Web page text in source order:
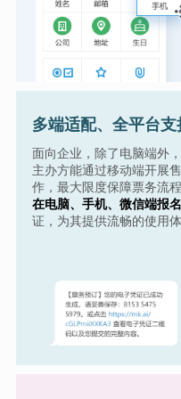
多端适配、全平台
面向企业，除了电脑端外
主办方能通过移动端开展
作，最大限度保障票务流
在电脑、手机、微信端报
证，为其提供流畅的使用体